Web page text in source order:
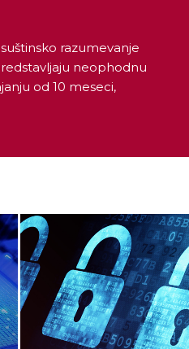
razumevanje
neophodnu
od 10 meseci,